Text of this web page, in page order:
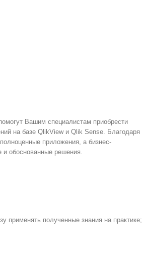
Вашим специалистам приобрести
на базе QlikView и Qlik Sense. Благодаря
приложения, а бизнес-
и обоснованные решения.
применять полученные знания на практике;